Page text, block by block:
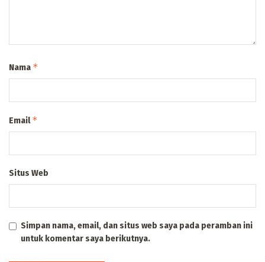
Nama *
Email*
Situs Web
Simpan nama, email, dan situs web saya pada peramban ini
untuk komentar saya berikutnya.